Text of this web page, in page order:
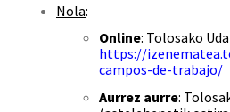
Nola: ​
Online: Tolosako
https://
campos-de-trabajo/
Aurrez aurre: